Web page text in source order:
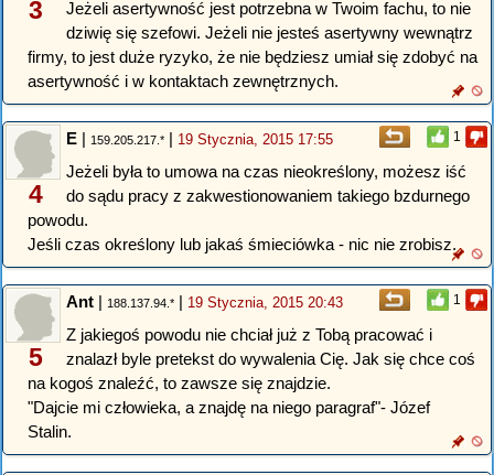
3
Jeżeli asertywność jest potrzebna w Twoim fachu, to nie
dziwię się szefowi. Jeżeli nie jesteś asertywny wewnątrz
firmy, to jest duże ryzyko, że nie będziesz umiał się zdobyć na
asertywność i w kontaktach zewnętrznych.
1
4
E | 159.205.217.* | 19 Stycznia, 2015 17:55
Jeżeli była to umowa na czas nieokreślony, możesz iść
do sądu pracy z zakwestionowaniem takiego bzdurnego
powodu.
Jeśli czas określony lub jakaś śmieciówka - nic nie zrobisz.
1
5
Ant | 188.137.94.* | 19 Stycznia, 2015 20:43
Z jakiegoś powodu nie chciał już z Tobą pracować i
znalazł byle pretekst do wywalenia Cię. Jak się chce coś
na kogoś znaleźć, to zawsze się znajdzie.
"Dajcie mi człowieka, a znajdę na niego paragraf"- Józef
Stalin.